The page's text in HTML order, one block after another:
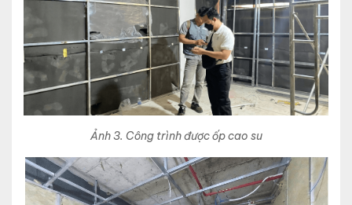
Ảnh 3. Công trình được ốp cao su